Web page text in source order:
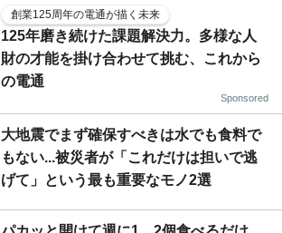
創業125周年の電通が描く未来
125年磨き続けた課題解決力。多様な人
財の才能を掛け合わせて挑む、これから
の電通
Sponsored
大地震でまず確保すべきは水でも食料で
もない...被災者が「これだけは担いで逃
げて」という最も重要なモノ2選